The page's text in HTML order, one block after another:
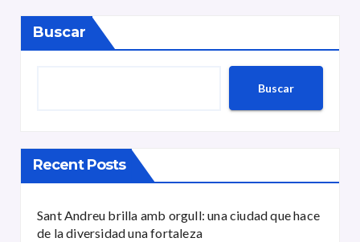
Buscar
Buscar
Recent Posts
Sant Andreu brilla amb orgull: una ciudad que hace
de la diversidad una fortaleza